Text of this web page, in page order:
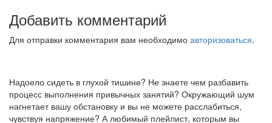
Добавить комментарий
Для отправки комментария вам необходимо авторизоваться.
Надоело сидеть в глухой тишине? Не знаете чем разбавить
процесс выполнения привычных занятий? Окружающий шум
нагнетает вашу обстановку и вы не можете расслабиться,
чувствуя напряжение? А любимый плейлист, которым вы